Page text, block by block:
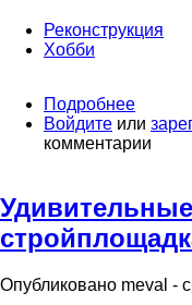
Реконструкция
Хобби
Подробнее
Войдите или
комментарии
Опубликовано meval -